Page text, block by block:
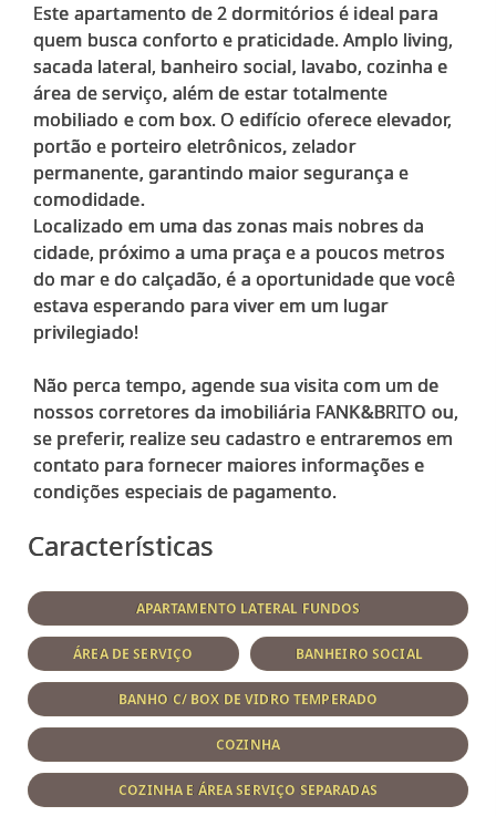
Este apartamento de 2 dormitórios é ideal para
quem busca conforto e praticidade. Amplo living,
sacada lateral, banheiro social, lavabo, cozinha e
área de serviço, além de estar totalmente
mobiliado e com box. O edifício oferece elevador,
portão e porteiro eletrônicos, zelador
permanente, garantindo maior segurança e
comodidade.
Localizado em uma das zonas mais nobres da
cidade, próximo a uma praça e a poucos metros
do mar e do calçadão, é a oportunidade que você
estava esperando para viver em um lugar
privilegiado!
Não perca tempo, agende sua visita com um de
nossos corretores da imobiliária FANK&BRITO ou,
se preferir, realize seu cadastro e entraremos em
contato para fornecer maiores informações e
condições especiais de pagamento.
Características
APARTAMENTO LATERAL FUNDOS
ÁREA DE SERVIÇO BANHEIRO SOCIAL
BANHO C/ BOX DE VIDRO TEMPERADO
COZINHA
COZINHA E ÁREA SERVIÇO SEPARADAS